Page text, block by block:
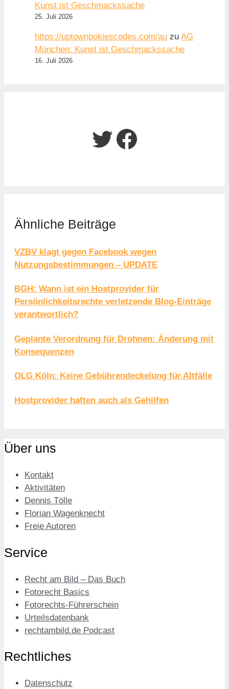
Kunst ist Geschmackssache
25. Juli 2026
https://uptownpokiescodes.com/au zu AG
München: Kunst ist Geschmackssache
16. Juli 2026
Twitter
Facebook
Ähnliche Beiträge
VZBV klagt gegen Facebook wegen
Nutzungsbestimmungen – UPDATE
BGH: Wann ist ein Hostprovider für
Persönlichkeitsrechte verletzende Blog-Einträge
verantwortlich?
Geplante Verordnung für Drohnen: Änderung mit
Konsequenzen
OLG Köln: Keine Gebührendeckelung für Altfälle
Hostprovider haften auch als Gehilfen
Über uns
Kontakt
Aktivitäten
Dennis Tölle
Florian Wagenknecht
Freie Autoren
Service
Recht am Bild – Das Buch
Fotorecht Basics
Fotorechts-Führerschein
Urteilsdatenbank
rechtambild.de Podcast
Rechtliches
Datenschutz